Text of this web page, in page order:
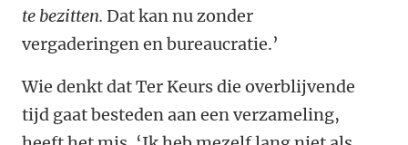
te bezitten. Dat kan nu zonder
vergaderingen en bureaucratie.’
Wie denkt dat Ter Keurs die overblijvende
tijd gaat besteden aan een verzameling,